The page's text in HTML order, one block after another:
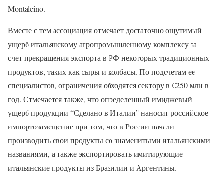
Montalcino.
Вместе с тем ассоциация отмечает достаточно ощутимый
ущерб итальянскому агропромышленному комплексу за
счет прекращения экспорта в РФ некоторых традиционных
продуктов, таких как сыры и колбасы. По подсчетам ее
специалистов, ограничения обходятся сектору в €250 млн в
год. Отмечается также, что определенный имиджевый
ущерб продукции “Сделано в Италии” наносит российское
импортозамещение при том, что в России начали
производить свои продукты со знаменитыми итальянскими
названиями, а также экспортировать имитирующие
итальянские продукты из Бразилии и Аргентины.